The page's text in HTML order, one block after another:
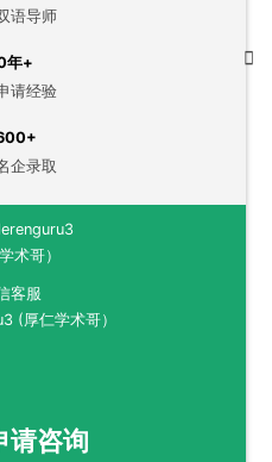
语导师
年+
请经验
企录取
客服
(厚仁学术哥）
请咨询